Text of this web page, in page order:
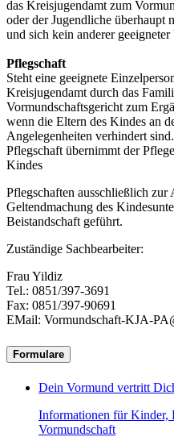
das Kreisjugendamt zum
oder der Jugendliche überhaupt
und sich kein anderer
Pflegschaft
Steht eine geeignete
Kreisjugendamt durch das
Vormundschaftsgericht zum
wenn die Eltern des Kindes an
Angelegenheiten verhindert
Pflegschaft übernimmt der
Kindes
Pflegschaften ausschließlich zur
Geltendmachung des
Beistandschaft geführt.
Zuständige Sachbearbeiter:
Frau Yildiz
Tel.: 0851/397-3691
Fax: 0851/397-90691
EMail: Vormundschaft-KJA-
Formulare
Dein Vormund vertritt
Informationen für Kinder,
Vormundschaft